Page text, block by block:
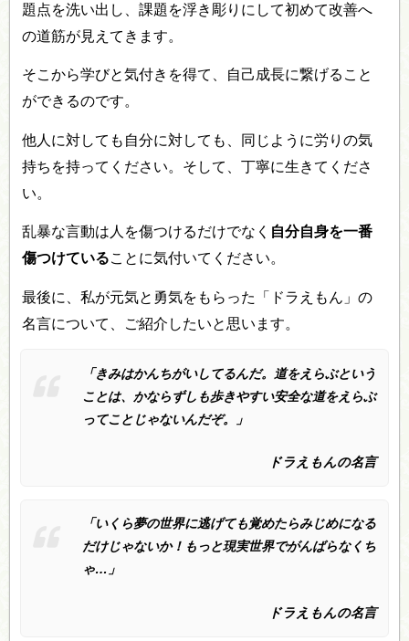
題点を洗い出し、課題を浮き彫りにして初めて改善へ
の道筋が見えてきます。
そこから学びと気付きを得て、自己成長に繋げること
ができるのです。
他人に対しても自分に対しても、同じように労りの気
持ちを持ってください。そして、丁寧に生きてくださ
い。
乱暴な言動は人を傷つけるだけでなく 自分自身を一番
傷つけていることに気付いてください。
最後に、私が元気と勇気をもらった「ドラえもん」の
名言について、ご紹介したいと思います。
「きみはかんちがいしてるんだ。道をえらぶという
ことは、かならずしも歩きやすい安全な道をえらぶ
ってことじゃないんだぞ。」
ドラえもんの名言
「いくら夢の世界に逃げても覚めたらみじめになる
だけじゃないか！もっと現実世界でがんばらなくち
ゃ…」
ドラえもんの名言